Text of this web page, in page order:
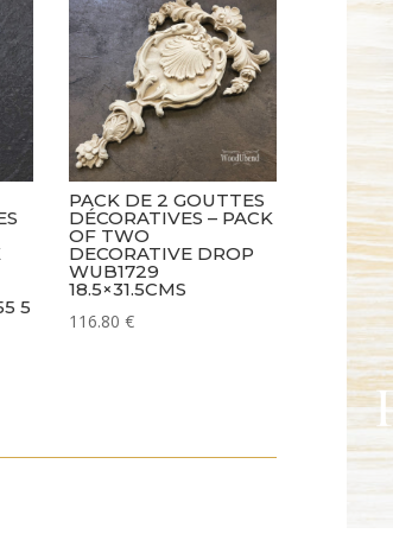
5
PACK DE 2 GOUTTES
DÉCORATIVES – PACK
OF TWO
DECORATIVE DROP
WUB1729
18.5×31.5CMS
116.80 €